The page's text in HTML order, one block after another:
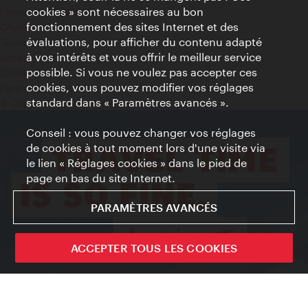
Mentions obligatoires
Charte sur le respect de la vie privée
Terms of Use
Accessibilité
Contact presse
Paramètres de cookies
© Copyright WienTourismus
cookies » sont nécessaires au bon
fonctionnement des sites Internet et des
évaluations, pour afficher du contenu adapté
à vos intérêts et vous offrir le meilleur service
possible. Si vous ne voulez pas accepter ces
cookies, vous pouvez modifier vos réglages
standard dans « Paramètres avancés ».
Conseil : vous pouvez changer vos réglages
de cookies à tout moment lors d'une visite via
le lien « Réglages cookies » dans le pied de
page en bas du site Internet.
PARAMÈTRES AVANCÉS
ACCEPTER TOUS LES COOKIES